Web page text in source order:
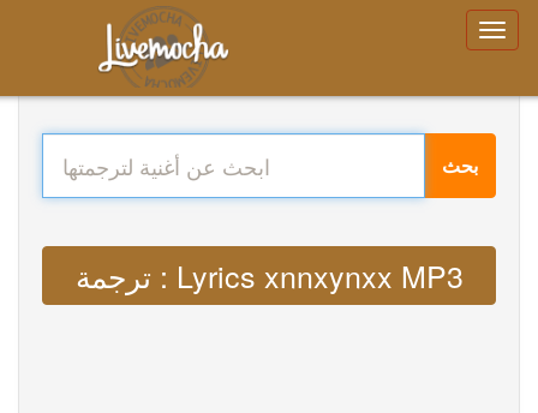
بحث
ترجمة : Lyrics xnnxynxx MP3